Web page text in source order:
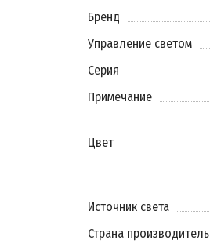
Бренд
Управление светом
Серия
Примечание
Цвет
Источник света
Страна производитель